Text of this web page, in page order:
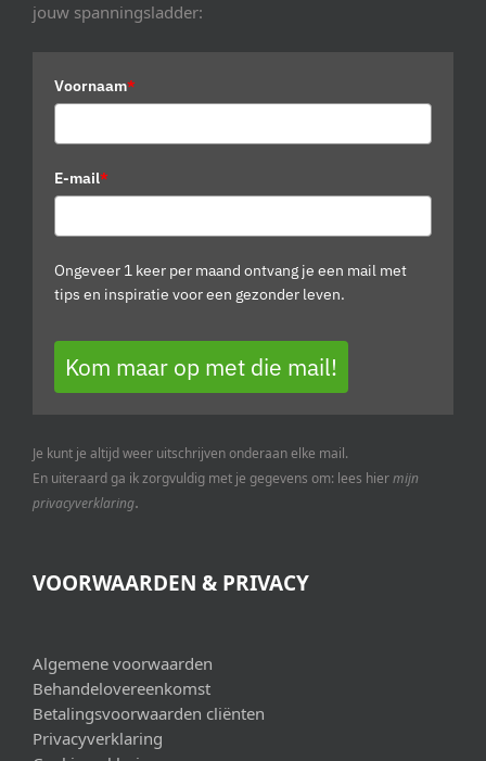
jouw spanningsladder:
Voornaam*
E-mail*
Ongeveer 1 keer per maand ontvang je een mail met
tips en inspiratie voor een gezonder leven.
Kom maar op met die mail!
Je kunt je altijd weer uitschrijven onderaan elke mail.
En uiteraard ga ik zorgvuldig met je gegevens om: lees hiermijn
privacyverklaring.
VOORWAARDEN & PRIVACY
Algemene voorwaarden
Behandelovereenkomst
Betalingsvoorwaarden cliënten
Privacyverklaring